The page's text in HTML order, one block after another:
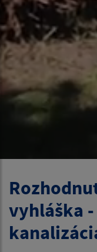
vyhláška